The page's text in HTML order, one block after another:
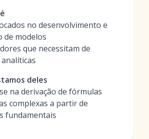
no desenvolvimento e
de modelos
que necessitam de
deles
na derivação de fórmulas
complexas a partir de
fundamentais